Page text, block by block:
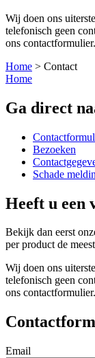
Wij doen ons
telefonisch geen
ons contactformulier.
Home > Contact
Home
Ga direct
Bezoeken
Schade
Heeft u een
Bekijk dan eerst
per product de
Wij doen ons
telefonisch geen
ons contactformulier.
Email